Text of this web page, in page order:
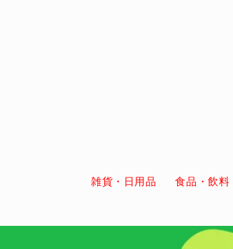
雑貨・日用品 食品・飲料